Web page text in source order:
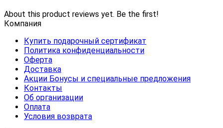
About this product reviews yet. Be the first!
Компания
Купить подарочный сертификат
Политика конфиденциальности
Оферта
Доставка
Акции Бонусы и специальные предложения
Контакты
Об организации
Оплата
Условия возврата